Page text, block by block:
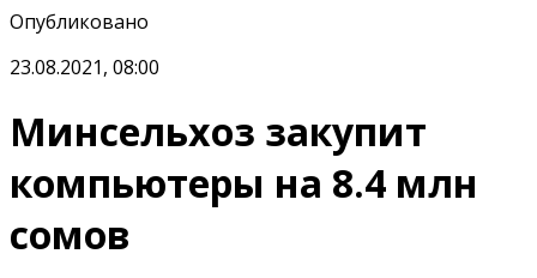
Опубликовано
23.08.2021, 08:00
Минсельхоз закупит
компьютеры на 8.4 млн
сомов